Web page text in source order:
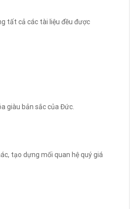
tất cả các tài liệu đều được
giàu bản sắc của Đức.
tạo dựng mối quan hệ quý giá